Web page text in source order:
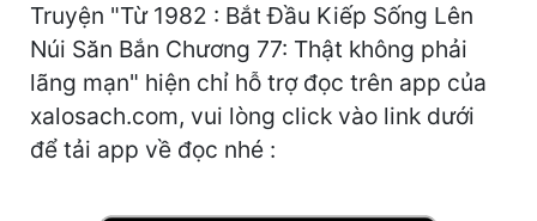
Huyền Huyễn
Huyền Nghi
Huyền Ảo
Hài Hước
Truyện "Từ 1982 : Bắt Đầu Kiếp Sống Lên
Núi Săn Bắn Chương 77: Thật không phải
lãng mạn" hiện chỉ hỗ trợ đọc trên app của
xalosach.com, vui lòng click vào link dưới
để tải app về đọc nhé :